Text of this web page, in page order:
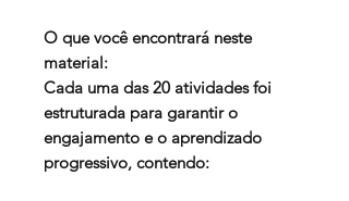
O que você encontrará neste
material:
Cada uma das 20 atividades foi
estruturada para garantir o
engajamento e o aprendizado
progressivo, contendo: